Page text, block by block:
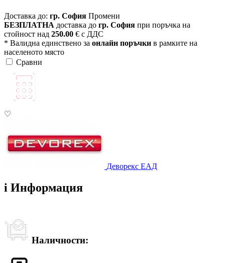
Доставка до: гр. София Промени
БЕЗПЛАТНА доставка до гр. София при поръчка на
стойност над 250.00 € с ДДС
* Валидна единствено за онлайн поръчки в рамките на
населеното място
Сравни
♡
Деворекс ЕАД
i Информация
Наличности: